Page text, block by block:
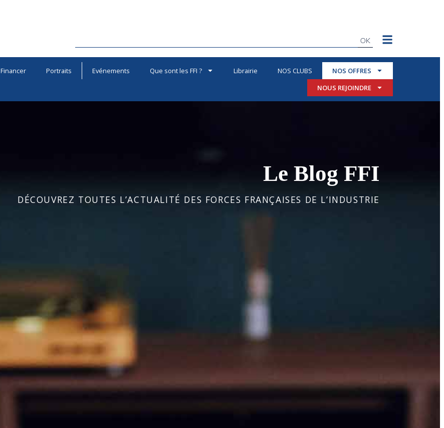
OK
Financer Portraits Evénements Que sont les FFI ? Librairie NOS CLUBS
NOS OFFRES
NOUS REJOINDRE
Le Blog FFI
DÉCOUVREZ TOUTES L’ACTUALITÉ DES FORCES FRANÇAISES DE L’INDUSTRIE